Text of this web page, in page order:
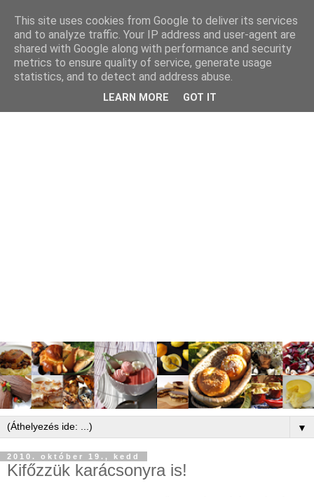
▼
2010. október 19., kedd
Kifőzzük karácsonyra is!
This site uses cookies from Google to deliver its services
and to analyze traffic. Your IP address and user-agent are
shared with Google along with performance and security
metrics to ensure quality of service, generate usage
statistics, and to detect and address abuse.
LEARN MORE GOT IT